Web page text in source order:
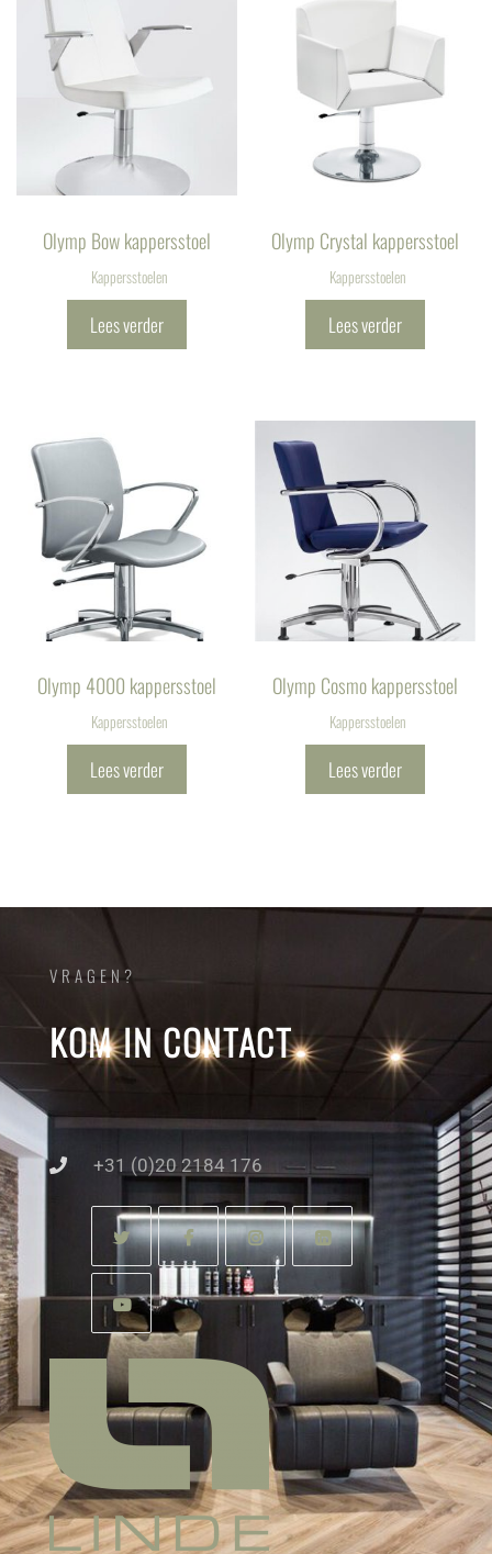
Olymp Bow kappersstoel
Kappersstoelen
Lees verder
Olymp Crystal kappersstoel
Kappersstoelen
Lees verder
Olymp 4000 kappersstoel
Kappersstoelen
Lees verder
Olymp Cosmo kappersstoel
Kappersstoelen
Lees verder
VRAGEN?
KOM IN CONTACT
+31 (0)20 2184 176